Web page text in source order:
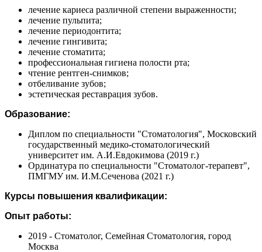
лечение кариеса различной степени выраженности;
лечение пульпита;
лечение периодонтита;
лечение гингивита;
лечение стоматита;
профессиональная гигиена полости рта;
чтение рентген-снимков;
отбеливание зубов;
эстетическая реставрация зубов.
Образование:
Диплом по специальности "Стоматология", Московский
государственный медико-стоматологический
университет им. А.И.Евдокимова (2019 г.)
Ординатура по специальности "Стоматолог-терапевт",
ПМГМУ им. И.М.Сеченова (2021 г.)
Курсы повышения квалификации:
Опыт работы:
2019 - Стоматолог, Семейная Стоматология, город
Москва